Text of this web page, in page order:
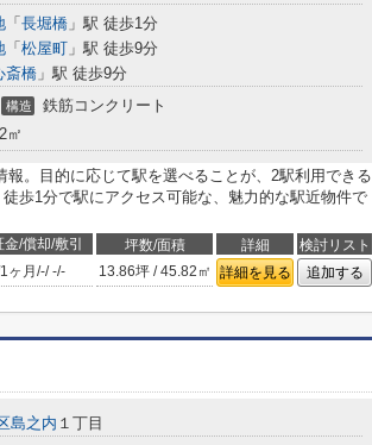
「 長堀橋 」駅 徒歩1分
「 松屋町 」駅 徒歩9分
斎橋 」駅 徒歩9分
構造 鉄筋コンクリート
㎡
報。目的に応じて駅を選べることが、2駅利用できる
歩1分で駅にアクセス可能な、魅力的な駅近物件で
/償却/敷引 坪数/面積 詳細
検討リスト
1ヶ月 /-/-/- 13.86坪 / 45.82㎡ 詳細を見る 追加する
島之内 １丁目